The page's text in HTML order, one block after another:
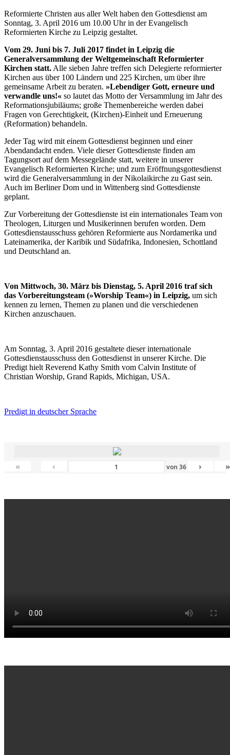
Reformierte Christen aus aller Welt haben den Gottesdienst am
Sonntag, 3. April 2016 um 10.00 Uhr in der Evangelisch
Reformierten Kirche zu Leipzig gestaltet.
Vom 29. Juni bis 7. Juli 2017 findet in Leipzig die
Generalversammlung der Weltgemeinschaft Reformierter
Kirchen statt.Alle sieben Jahre treffen sich Delegierte reformierter
Kirchen aus über 100 Ländern und 225 Kirchen, um über ihre
gemeinsame Arbeit zu beraten. »Lebendiger Gott, erneure und
verwandle uns!« so lautet das Motto der Versammlung im Jahr des
Reformationsjubiläums; große Themenbereiche werden dabei
Fragen von Gerechtigkeit, (Kirchen)-Einheit und Erneuerung
(Reformation) behandeln.
Jeder Tag wird mit einem Gottesdienst beginnen und einer
Abendandacht enden. Viele dieser Gottesdienste finden am
Tagungsort auf dem Messegelände statt, weitere in unserer
Evangelisch Reformierten Kirche; und zum Eröffnungsgottesdienst
wird die Generalversammlung in der Nikolaikirche zu Gast sein.
Auch im Berliner Dom und in Wittenberg sind Gottesdienste
geplant.
Zur Vorbereitung der Gottesdienste ist ein internationales Team von
Theologen, Liturgen und Musikerinnen berufen worden. Dem
Gottesdienstausschuss gehören Reformierte aus Nordamerika und
Lateinamerika, der Karibik und Südafrika, Indonesien, Schottland
und Deutschland an.
Von Mittwoch, 30. März bis Dienstag, 5. April 2016 traf sich
das Vorbereitungsteam (»Worship Team«) in Leipzig, um sich
kennen zu lernen, Themen zu planen und die verschiedenen
Kirchen anzuschauen.
Am Sonntag, 3. April 2016 gestaltete dieser internationale
Gottesdienstausschuss den Gottesdienst in unserer Kirche. Die
Predigt hielt Reverend Kathy Smith vom Calvin Institute of
Christian Worship, Grand Rapids, Michigan, USA.
Predigt in deutscher Sprache
« ‹ von 36 › »